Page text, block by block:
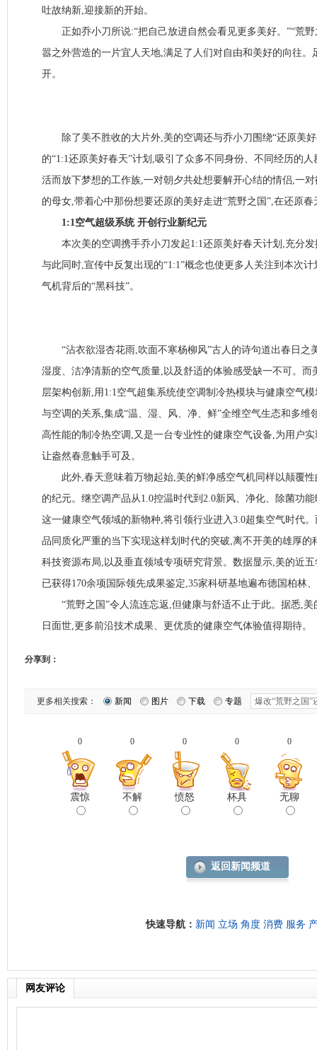
吐故纳新,迎接新的开始。
正如乔小刀所说:“把自己放进自然会看见更多美好。”“荒野
嚣之外营造的一片宜人天地,满足了人们对自由和美好的向往。
开。
除了美不胜收的大片外,美的空调还与乔小刀围绕“还原美好
的“1:1还原美好春天”计划,吸引了众多不同身份、不同经历的
活而放下梦想的工作族,一对朝夕共处想要解开心结的情侣,一
的母女,带着心中那份想要还原的美好走进“荒野之国”,在还原
1:1空气超级系统 开创行业新纪元
本次美的空调携手乔小刀发起1:1还原美好春天计划,充分发
与此同时,宣传中反复出现的“1:1”概念也使更多人关注到本次
气机背后的“黑科技”。
“沾衣欲湿杏花雨,吹面不寒杨柳风”古人的诗句道出春日
湿度、洁净清新的空气质量,以及舒适的体验感受缺一不可。而
层架构创新,用1:1空气超集系统使空调制冷热模块与健康空气
与空调的关系,集成“温、湿、风、净、鲜”全维空气生态和多维
高性能的制冷热空调,又是一台专业性的健康空气设备,为用户
让盎然春意触手可及。
此外,春天意味着万物起始,美的鲜净感空气机同样以颠覆性
的纪元。继空调产品从1.0控温时代到2.0新风、净化、除菌功
这一健康空气领域的新物种,将引领行业进入3.0超集空气时代
品同质化严重的当下实现这样划时代的突破,离不开美的雄厚的
科技资源布局,以及垂直领域专项研究背景。数据显示,美的近
已获得170余项国际领先成果鉴定,35家科研基地遍布德国柏林
“荒野之国”令人流连忘返,但健康与舒适不止于此。据悉,美
日面世,更多前沿技术成果、更优质的健康空气体验值得期待。
分享到：
更多相关搜索： 新闻 图片 下载 专题
0
震惊
0
不解
0
愤怒
0
杯具
0
无聊
返回新闻频道
快速导航： 新闻 立场 角度 消费 服务
网友评论